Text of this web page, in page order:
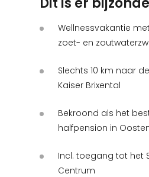
Wellnessvakantie
zoet- en
Slechts 10 km naar
Kaiser Brixental
Bekroond als het
halfpension in
Incl. toegang tot het
Centrum